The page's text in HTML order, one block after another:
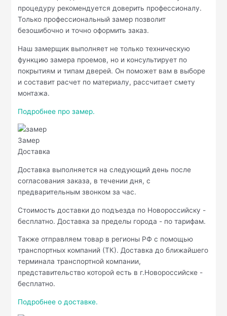
процедуру рекомендуется доверить профессионалу.
Только профессиональный замер позволит
безошибочно и точно оформить заказ.
Наш замерщик выполняет не только техническую
функцию замера проемов, но и консультирует по
покрытиям и типам дверей. Он поможет вам в выборе
и составит расчет по материалу, рассчитает смету
монтажа.
Подробнее про замер.
Замер
Доставка
Доставка выполняется на следующий день после
согласования заказа, в течении дня, с
предварительным звонком за час.
Стоимость доставки до подъезда по Новороссийску -
бесплатно. Доставка за пределы города - по тарифам.
Также отправляем товар в регионы РФ с помощью
транспортных компаний (ТК). Доставка до ближайшего
терминала транспортной компании,
представительство которой есть в г.Новороссийске -
бесплатно.
Подробнее о доставке.